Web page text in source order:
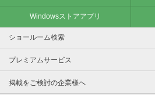
Windowsストアアプリ
ショールーム検索
プレミアムサービス
掲載をご検討の企業様へ